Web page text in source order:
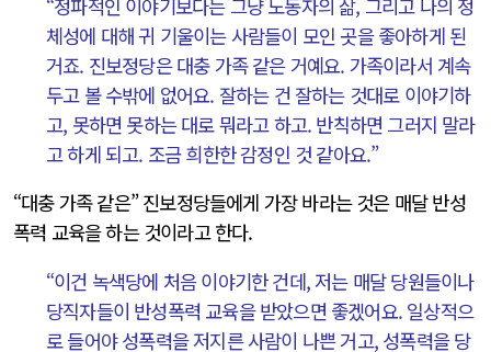
“정파적인 이야기보다는 그냥 노동자의 삶, 그리고 나의 정
체성에 대해 귀 기울이는 사람들이 모인 곳을 좋아하게 된
거죠. 진보정당은 대충 가족 같은 거예요. 가족이라서 계속
두고 볼 수밖에 없어요. 잘하는 건 잘하는 것대로 이야기하
고, 못하면 못하는 대로 뭐라고 하고. 반칙하면 그러지 말라
고 하게 되고. 조금 희한한 감정인 것 같아요.”
“대충 가족 같은” 진보정당들에게 가장 바라는 것은 매달 반성
폭력 교육을 하는 것이라고 한다.
“이건 녹색당에 처음 이야기한 건데, 저는 매달 당원들이나
당직자들이 반성폭력 교육을 받았으면 좋겠어요. 일상적으
로 들어야 성폭력을 저지른 사람이 나쁜 거고, 성폭력을 당